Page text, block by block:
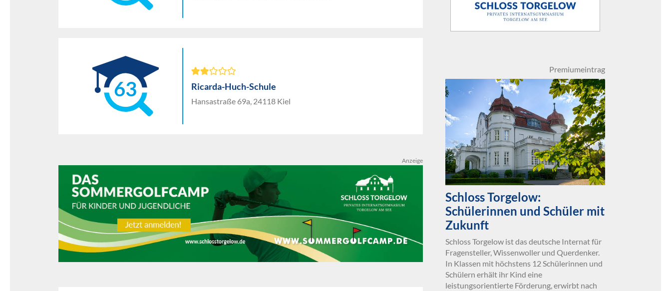
63 Ricarda-Huch-Schule
Hansastraße 69a, 24118 Kiel
Anzeige
Premiumeintrag
Schloss Torgelow:
Schülerinnen und Schüler mit
Zukunft
Schloss Torgelow ist das deutsche Internat für
Fragensteller, Wissenwoller und Querdenker.
In Klassen mit höchstens 12 Schülerinnen und
Schülern erhält ihr Kind eine
leistungsorientierte Förderung, erwirbt nach